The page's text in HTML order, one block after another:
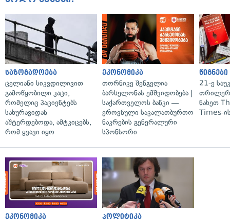
საზოგადოება
ცელიანი სიკვდილივით
გამოწყობილი კაცი,
რომელიც პაციენტებს
სახურავიდან
აშტერდებოდა, ამტკიცებს,
რომ ყვავი იყო
ეკონომიკა
თორნიკე შენგელია
ბარსელონას ემშვიდობება |
საქართველოს ბანკი —
ეროვნული საკალათბურთო
ნაკრების გენერალური
სპონსორი
წიგნები
21-ე
ნახეთ
Times-
ეკონომიკა პოლიტიკა